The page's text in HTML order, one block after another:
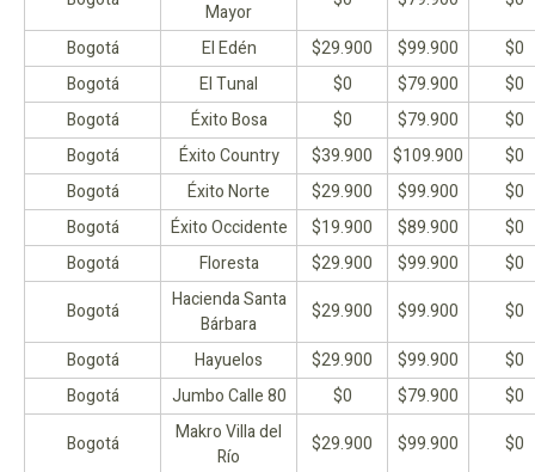
Mayor
Bogotá
El Edén $29.900 $99.900
$0
Bogotá
El Tunal $0 $79.900
$0
Bogotá
Éxito Bosa $0 $79.900
$0
Bogotá
Éxito Country $39.900 $109.900
$0
Bogotá
Éxito Norte $29.900 $99.900
$0
Bogotá
Éxito Occidente $19.900 $89.900
$0
Bogotá
Floresta $29.900 $99.900
$0
Bogotá
Hacienda Santa
Bárbara
$29.900 $99.900
$0
Bogotá
Hayuelos $29.900 $99.900
$0
Bogotá
Jumbo Calle 80 $0 $79.900
$0
Bogotá
Makro Villa del
Río
$29.900 $99.900
$0